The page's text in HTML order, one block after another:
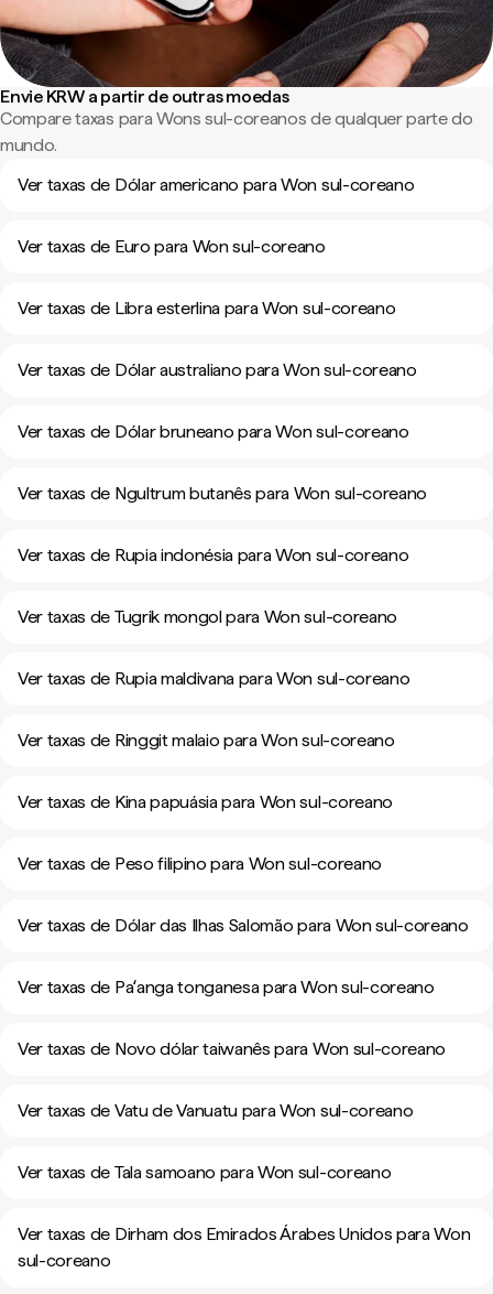
Envie KRW a partir de outras moedas
Compare taxas para Wons sul-coreanos de qualquer parte do
mundo.
Ver taxas de Dólar americano para Won sul-coreano
Ver taxas de Euro para Won sul-coreano
Ver taxas de Libra esterlina para Won sul-coreano
Ver taxas de Dólar australiano para Won sul-coreano
Ver taxas de Dólar bruneano para Won sul-coreano
Ver taxas de Ngultrum butanês para Won sul-coreano
Ver taxas de Rupia indonésia para Won sul-coreano
Ver taxas de Tugrik mongol para Won sul-coreano
Ver taxas de Rupia maldivana para Won sul-coreano
Ver taxas de Ringgit malaio para Won sul-coreano
Ver taxas de Kina papuásia para Won sul-coreano
Ver taxas de Peso filipino para Won sul-coreano
Ver taxas de Dólar das Ilhas Salomão para Won sul-coreano
Ver taxas de Paʻanga tonganesa para Won sul-coreano
Ver taxas de Novo dólar taiwanês para Won sul-coreano
Ver taxas de Vatu de Vanuatu para Won sul-coreano
Ver taxas de Tala samoano para Won sul-coreano
Ver taxas de Dirham dos Emirados Árabes Unidos para Won
sul-coreano